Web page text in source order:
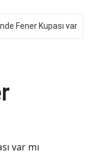
Fener Kupası var mı
var mı